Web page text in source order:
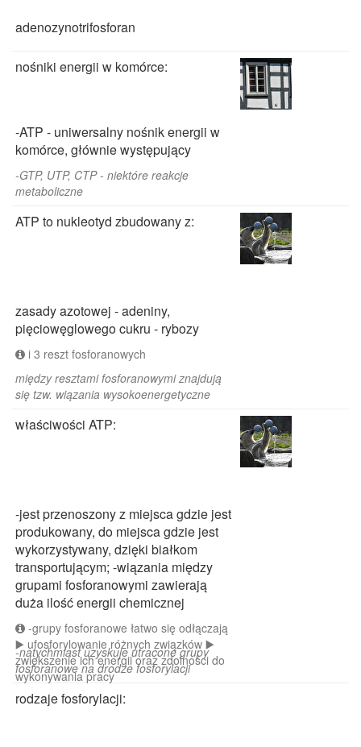
adenozynotrifosforan
nośniki energii w komórce:
-ATP - uniwersalny nośnik energii w
komórce, głównie występujący
-GTP, UTP, CTP - niektóre reakcje
metaboliczne
ATP to nukleotyd zbudowany z:
zasady azotowej - adeniny,
pięciowęglowego cukru - rybozy
i 3 reszt fosforanowych
między resztami fosforanowymi znajdują
się tzw. wiązania wysokoenergetyczne
właściwości ATP:
-jest przenoszony z miejsca gdzie jest
produkowany, do miejsca gdzie jest
wykorzystywany, dzięki białkom
transportującym; -wiązania między
grupami fosforanowymi zawierają
duża ilość energii chemicznej
-grupy fosforanowe łatwo się odłączają
▶️ ufosforylowanie różnych związków ▶️
zwiększenie ich energii oraz zdolności do
wykonywania pracy
-natychmiast uzyskuje utracone grupy
fosforanowe na drodze fosforylacji
rodzaje fosforylacji: